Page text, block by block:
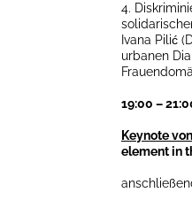
4.
Ivana Pilić
urbanen
19:00 –
Keynote
element in